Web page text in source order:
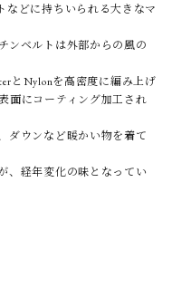
などに持ちいられる大きなマ
ンベルトは外部からの風の
とNylonを高密度に編み上げ
面にコーティング加工され
ダウンなど暖かい物を着て
、経年変化の味となってい